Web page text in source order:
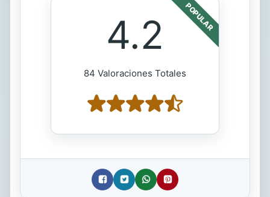
POPULAR
4.2
84 Valoraciones Totales